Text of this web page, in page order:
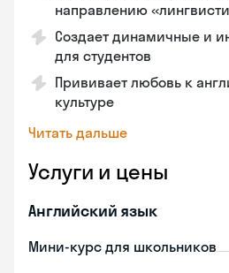
направлению
Создает динамичные и
для студентов
Прививает любовь к
культуре
Читать дальше
Услуги и цены
Английский язык
Мини-курс для школьников